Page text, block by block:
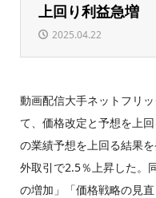
上回り利益急増
2025.04.22
動画配信大手ネットフリ
て、価格改定と予想を上
の業績予想を上回る結果
外取引で2.5％上昇した。
の増加」「価格戦略の見